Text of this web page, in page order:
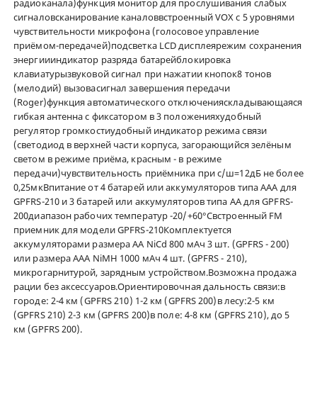
радиоканала)функция монитор для прослушивания слабых
сигналовсканирование каналоввстроенный VOX с 5 уровнями
чувствительности микрофона (голосовое управление
приёмом-передачей)подсветка LCD дисплеярежим сохранения
энергиииндикатор разряда батарейблокировка
клавиатурызвуковой сигнал при нажатии кнопок8 тонов
(мелодий) вызовасигнал завершения передачи
(Roger)функция автоматического отключенияскладывающаяся
гибкая антенна с фиксатором в 3 положенияхудобный
регулятор громкостиудобный индикатор режима связи
(светодиод в верхней части корпуса, загорающийся зелёным
светом в режиме приёма, красным - в режиме
передачи)чувствительность приёмника при с/ш=12дБ не более
0,25мкВпитание от 4 батарей или аккумуляторов типа ААА для
GPFRS-210 и 3 батарей или аккумуляторов типа АА для GPFRS-
200диапазон рабочих температур -20/+60°Свстроенный FM
приемник для модели GPFRS-210Комплектуется
аккумуляторами размера AA NiCd 800 мАч 3 шт. (GPFRS - 200)
или размера AAA NiMH 1000 мАч 4 шт. (GPFRS - 210),
микрогарнитурой, зарядным устройством.Возможна продажа
рации без аксессуаров.Ориентировочная дальность связи:в
городе: 2-4 км (GPFRS 210) 1-2 км (GPFRS 200)в лесу:2-5 км
(GPFRS 210) 2-3 км (GPFRS 200)в поле: 4-8 км (GPFRS 210), до 5
км (GPFRS 200).